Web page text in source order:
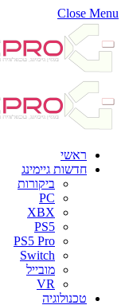
Close Menu
ראשי
חדשות גיימינג
ביקורות
PC
XBX
PS5
PS5 Pro
Switch
מובייל
VR
טכנולוגיה